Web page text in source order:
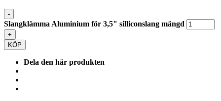
-
Slangklämma Aluminium för 3,5" silliconslang mängd
+
KÖP
Dela den här produkten